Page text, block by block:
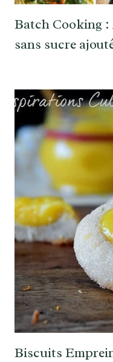
Batch Cooking
sans sucre
Biscuits